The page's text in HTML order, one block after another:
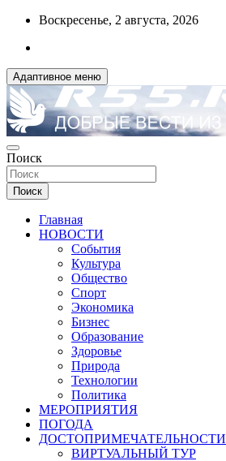
Перейти
содержимому
Воскресенье, 2 августа, 2026
Адаптивное меню
R55.RU
ДОБРЫЕ ВЕСТИ ИЗ ОМСКА
Поиск
Поиск
Главная
НОВОСТИ
События
Культура
Общество
Спорт
Экономика
Бизнес
Образование
Здоровье
Природа
Технологии
Политика
МЕРОПРИЯТИЯ
ПОГОДА
ДОСТОПРИМЕЧАТЕЛЬНОСТИ
ВИРТУАЛЬНЫЙ ТУР